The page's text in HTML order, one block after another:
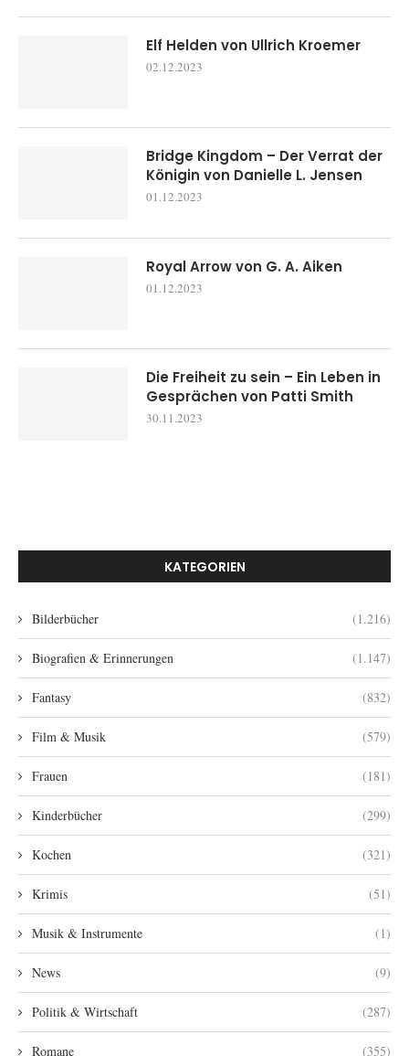
Elf Helden von Ullrich Kroemer
02.12.2023
Bridge Kingdom – Der Verrat der
Königin von Danielle L. Jensen
01.12.2023
Royal Arrow von G. A. Aiken
01.12.2023
Die Freiheit zu sein – Ein Leben in
Gesprächen von Patti Smith
30.11.2023
KATEGORIEN
Bilderbücher (1.216)
Biografien & Erinnerungen (1.147)
Fantasy (832)
Film & Musik (579)
Frauen (181)
Kinderbücher (299)
Kochen (321)
Krimis (51)
Musik & Instrumente (1)
News (9)
Politik & Wirtschaft (287)
Romane (355)